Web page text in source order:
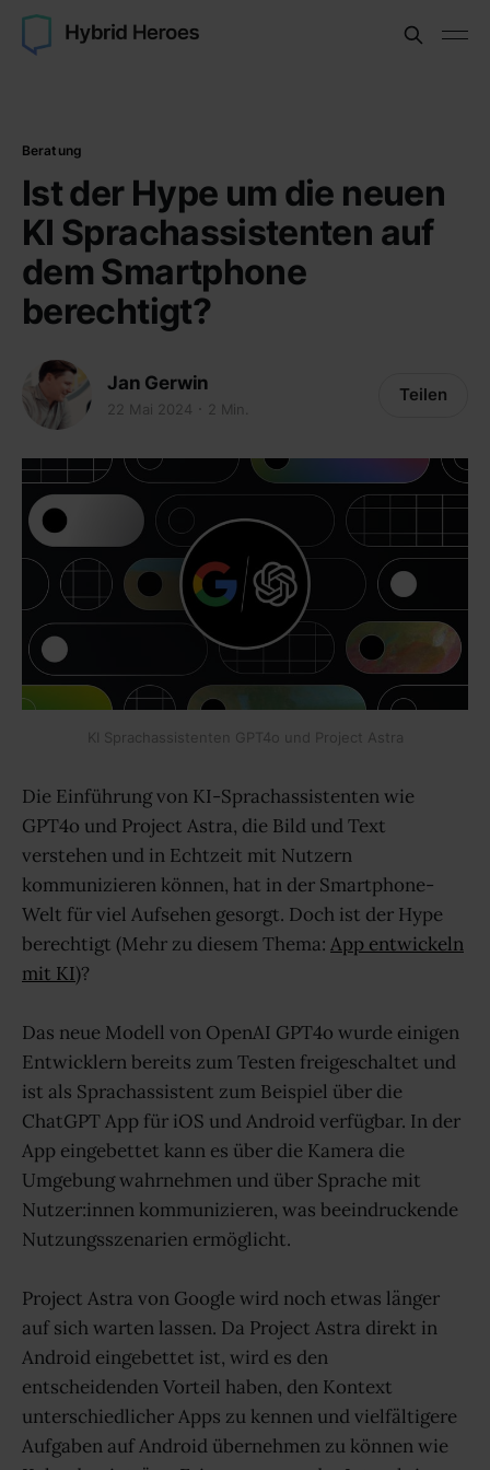
Beratung
Ist der Hype um die neuen
KI Sprachassistenten auf
dem Smartphone
berechtigt?
Jan Gerwin
22 Mai 2024 2 Min.
Teilen
KI Sprachassistenten GPT4o und Project Astra
Die Einführung von KI-Sprachassistenten wie
GPT4o und Project Astra, die Bild und Text
verstehen und in Echtzeit mit Nutzern
kommunizieren können, hat in der Smartphone-
Welt für viel Aufsehen gesorgt. Doch ist der Hype
berechtigt (Mehr zu diesem Thema: App entwickeln
mit KI)?
Das neue Modell von OpenAI GPT4o wurde einigen
Entwicklern bereits zum Testen freigeschaltet und
ist als Sprachassistent zum Beispiel über die
ChatGPT App für iOS und Android verfügbar. In der
App eingebettet kann es über die Kamera die
Umgebung wahrnehmen und über Sprache mit
Nutzer:innen kommunizieren, was beeindruckende
Nutzungsszenarien ermöglicht.
Project Astra von Google wird noch etwas länger
auf sich warten lassen. Da Project Astra direkt in
Android eingebettet ist, wird es den
entscheidenden Vorteil haben, den Kontext
unterschiedlicher Apps zu kennen und vielfältigere
Aufgaben auf Android übernehmen zu können wie